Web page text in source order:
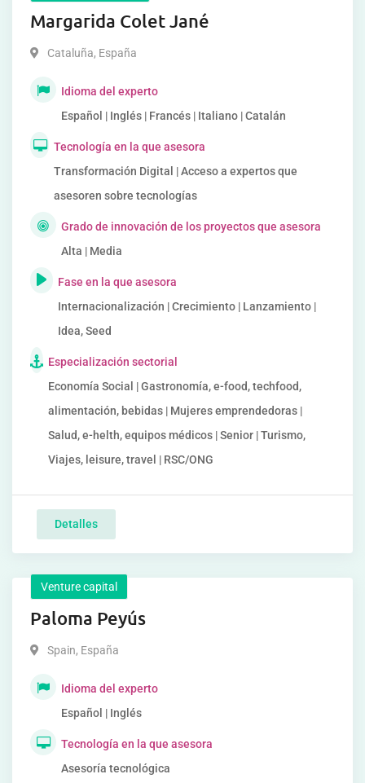
Margarida Colet Jané
Cataluña, España
Idioma del experto
Español | Inglés | Francés | Italiano | Catalán
Tecnología en la que asesora
Transformación Digital | Acceso a expertos que
asesoren sobre tecnologías
Grado de innovación de los proyectos que asesora
Alta | Media
Fase en la que asesora
Internacionalización | Crecimiento | Lanzamiento |
Idea, Seed
Especialización sectorial
Economía Social | Gastronomía, e-food, techfood,
alimentación, bebidas | Mujeres emprendedoras |
Salud, e-helth, equipos médicos | Senior | Turismo,
Viajes, leisure, travel | RSC/ONG
Detalles
Venture capital
Paloma Peyús
Spain, España
Idioma del experto
Español | Inglés
Tecnología en la que asesora
Asesoría tecnológica